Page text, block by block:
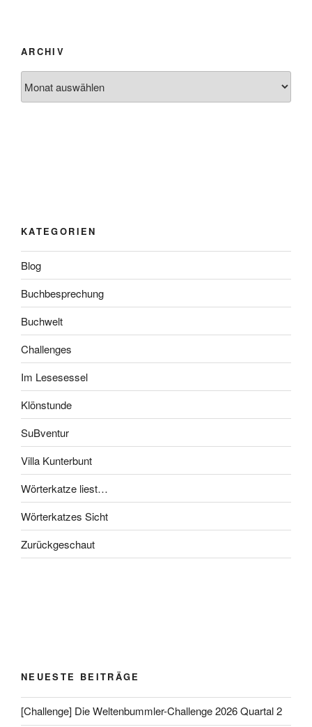
ARCHIV
KATEGORIEN
Blog
Buchbesprechung
Buchwelt
Challenges
Im Lesesessel
Klönstunde
SuBventur
Villa Kunterbunt
Wörterkatze liest…
Wörterkatzes Sicht
Zurückgeschaut
NEUESTE BEITRÄGE
[Challenge] Die Weltenbummler-Challenge 2026 Quartal 2